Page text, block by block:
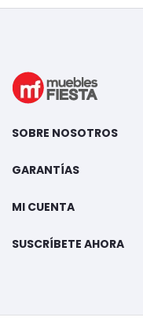
SOBRE NOSOTROS
GARANTÍAS
MI CUENTA
SUSCRÍBETE AHORA